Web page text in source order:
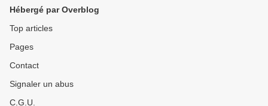
Hébergé par Overblog
Top articles
Pages
Contact
Signaler un abus
C.G.U.